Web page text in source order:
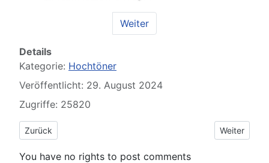
Weiter
Details
Kategorie: Hochtöner
Veröffentlicht: 29. August 2024
Zugriffe: 25820
Vorheriger Beitrag: Visaton G25NDWG
Zurück Nächster
Weiter
You have no rights to post comments